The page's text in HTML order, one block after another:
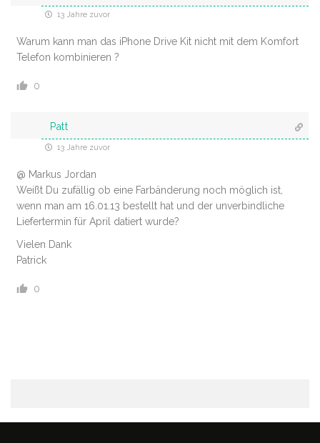
13 Jahre zuvor
Warum kann man das iPhone Drive Kit nicht mit dem Komfort
Telefon kombinieren ?
0
Patt
13 Jahre zuvor
@ Markus Jordan
Weißt Du zufällig ob eine Farbänderung noch möglich ist,
wenn man am 16.01.13 bestellt hat und der unverbindliche
Liefertermin für April datiert wurde?
Vielen Dank
Patrick
0